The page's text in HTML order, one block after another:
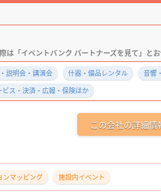
説明会・講演会 什器・備品レンタル 音響
ビス・決済・広報・保険ほか
この会社の詳細情
ンマッピング 施設内イベント